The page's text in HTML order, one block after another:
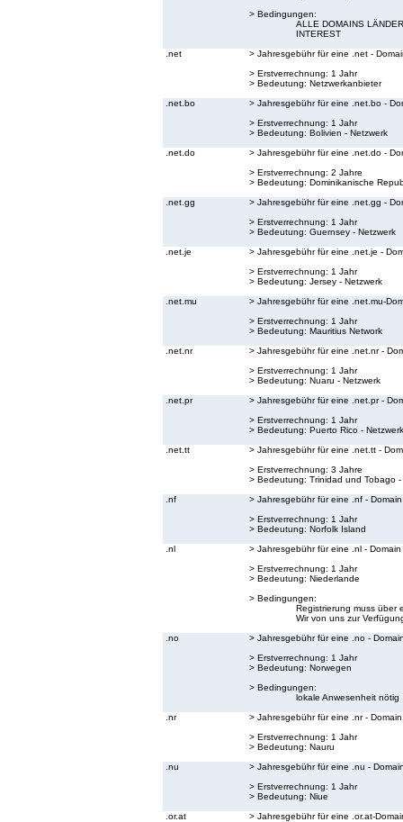
> Bedingungen:
ALLE DOMAINS
INTEREST
.net
> Jahresgebühr für eine .net -
> Erstverrechnung: 1 Jahr
> Bedeutung: Netzwerkanbieter
.net.bo
> Jahresgebühr für eine .net.bo -
> Erstverrechnung: 1 Jahr
> Bedeutung: Bolivien - Netzwerk
.net.do
> Jahresgebühr für eine .net.do -
> Erstverrechnung: 2 Jahre
> Bedeutung: Dominikanische
.net.gg
> Jahresgebühr für eine .net.gg -
> Erstverrechnung: 1 Jahr
> Bedeutung: Guernsey - Netzwerk
.net.je
> Jahresgebühr für eine .net.je -
> Erstverrechnung: 1 Jahr
> Bedeutung: Jersey - Netzwerk
.net.mu
> Jahresgebühr für eine .net.mu-
> Erstverrechnung: 1 Jahr
> Bedeutung: Mauritius Network
.net.nr
> Jahresgebühr für eine .net.nr -
> Erstverrechnung: 1 Jahr
> Bedeutung: Nuaru - Netzwerk
.net.pr
> Jahresgebühr für eine .net.pr -
> Erstverrechnung: 1 Jahr
> Bedeutung: Puerto Rico - Netzwerk
.net.tt
> Jahresgebühr für eine .net.tt -
> Erstverrechnung: 3 Jahre
> Bedeutung: Trinidad und Tobago -
.nf
> Jahresgebühr für eine .nf - Domain
> Erstverrechnung: 1 Jahr
> Bedeutung: Norfolk Island
.nl
> Jahresgebühr für eine .nl - Domain
> Erstverrechnung: 1 Jahr
> Bedeutung: Niederlande
> Bedingungen:
Registrierung muss über
Wir von uns zur
.no
> Jahresgebühr für eine .no -
> Erstverrechnung: 1 Jahr
> Bedeutung: Norwegen
> Bedingungen:
lokale Anwesenheit nötig
.nr
> Jahresgebühr für eine .nr - Domain
> Erstverrechnung: 1 Jahr
> Bedeutung: Nauru
.nu
> Jahresgebühr für eine .nu -
> Erstverrechnung: 1 Jahr
> Bedeutung: Niue
.or.at
> Jahresgebühr für eine .or.at-